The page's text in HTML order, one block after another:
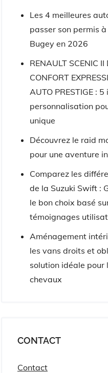
Les 4 meilleures
passer son permis
Bugey en 2026
RENAULT SCENIC
CONFORT
AUTO PRESTIGE :
personnalisation
unique
Découvrez le raid
pour une aventure
Comparez les
de la Suzuki Swift :
le bon choix basé
témoignages
Aménagement
les vans droits et
solution idéale
chevaux
CONTACT
Contact